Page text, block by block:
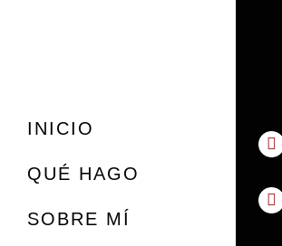
INICIO
QUÉ HAGO
SOBRE MÍ